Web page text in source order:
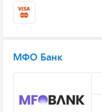
МФО Банк